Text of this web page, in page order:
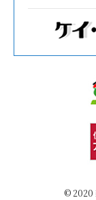
© 2020